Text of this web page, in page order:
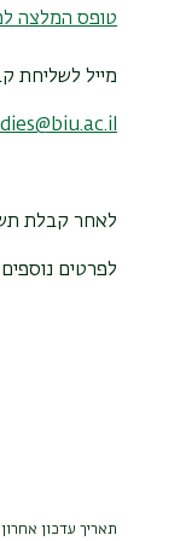
טופס המלצה
מייל לשליחת
לאחר קבלת
לפרטים
תאריך עדכון אחרון : 18/02/